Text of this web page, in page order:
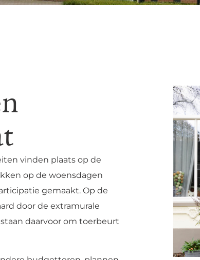
vinden plaats op de
op de woensdagen
gemaakt. Op de
door de extramurale
daarvoor om toerbeurt